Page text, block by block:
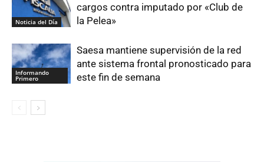
Noticia del Día
cargos contra imputado por «Club de
la Pelea»
Informando
Primero
Saesa mantiene supervisión de la red
ante sistema frontal pronosticado para
este fin de semana